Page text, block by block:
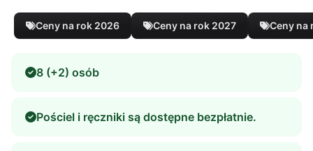
Ceny na rok 2026 Ceny na rok 2027 Ceny na
8 (+2) osób
Pościel i ręczniki są dostępne bezpłatnie.